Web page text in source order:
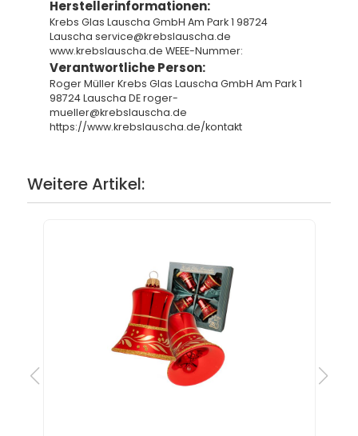
Herstellerinformationen:
Krebs Glas Lauscha GmbH Am Park 1 98724
Lauscha service@krebslauscha.de
www.krebslauscha.de WEEE-Nummer:
Verantwortliche Person:
Roger Müller Krebs Glas Lauscha GmbH Am Park 1
98724 Lauscha DE roger-
mueller@krebslauscha.de
https://www.krebslauscha.de/kontakt
Weitere Artikel: